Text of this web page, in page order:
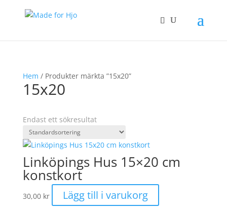
Hem / Produkter märkta ”15x20”
15x20
Endast ett sökresultat
Linköpings Hus 15×20 cm
konstkort
30,00 kr Lägg till i varukorg